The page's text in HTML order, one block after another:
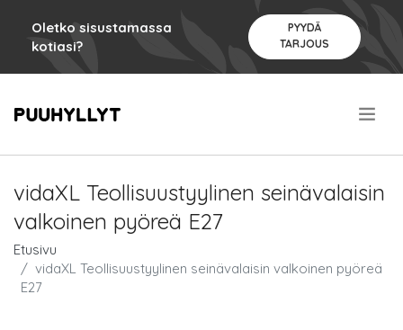
Oletko sisustamassa
kotiasi?
PYYDÄ
TARJOUS
vidaXL Teollisuustyylinen seinävalaisin
valkoinen pyöreä E27
Etusivu
vidaXL Teollisuustyylinen seinävalaisin valkoinen pyöreä
E27